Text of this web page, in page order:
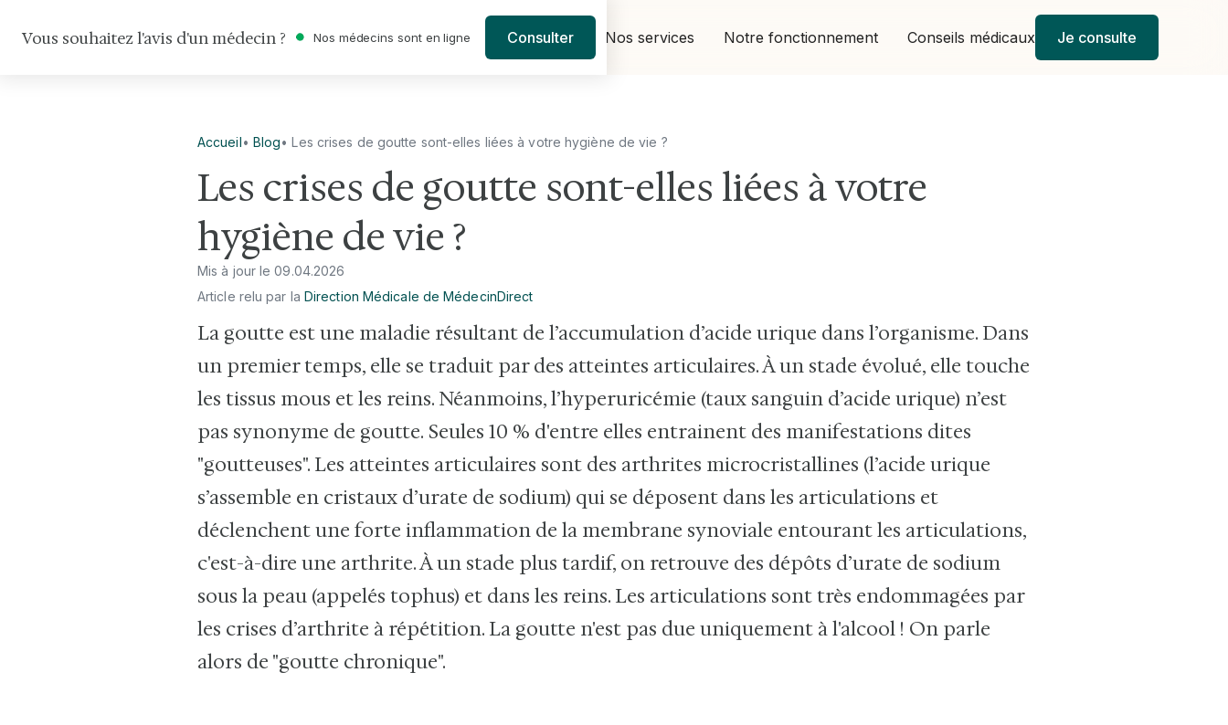
Vous souhaitez l'avis d'un médecin ? Nos médecins sont en ligne Consulter Nos services Notre fonctionnement Conseils médicaux Je consulte
Accueil• Blog•Les crises de goutte sont-elles liées à votre hygiène de vie ?
Les crises de goutte sont-elles liées à votre
hygiène de vie ?
Mis à jour le09.04.2026
Article relu par la Direction Médicale de MédecinDirect
La goutte est une maladie résultant de l’accumulation d’acide urique dans l’organisme. Dans
un premier temps, elle se traduit par des atteintes articulaires. À un stade évolué, elle touche
les tissus mous et les reins. Néanmoins, l’hyperuricémie (taux sanguin d’acide urique) n’est
pas synonyme de goutte. Seules 10 % d'entre elles entrainent des manifestations dites
"goutteuses". Les atteintes articulaires sont des arthrites microcristallines (l’acide urique
s’assemble en cristaux d’urate de sodium) qui se déposent dans les articulations et
déclenchent une forte inflammation de la membrane synoviale entourant les articulations,
c'est-à-dire une arthrite. À un stade plus tardif, on retrouve des dépôts d’urate de sodium
sous la peau (appelés tophus) et dans les reins. Les articulations sont très endommagées par
les crises d’arthrite à répétition. La goutte n'est pas due uniquement à l'alcool ! On parle
alors de "goutte chronique".